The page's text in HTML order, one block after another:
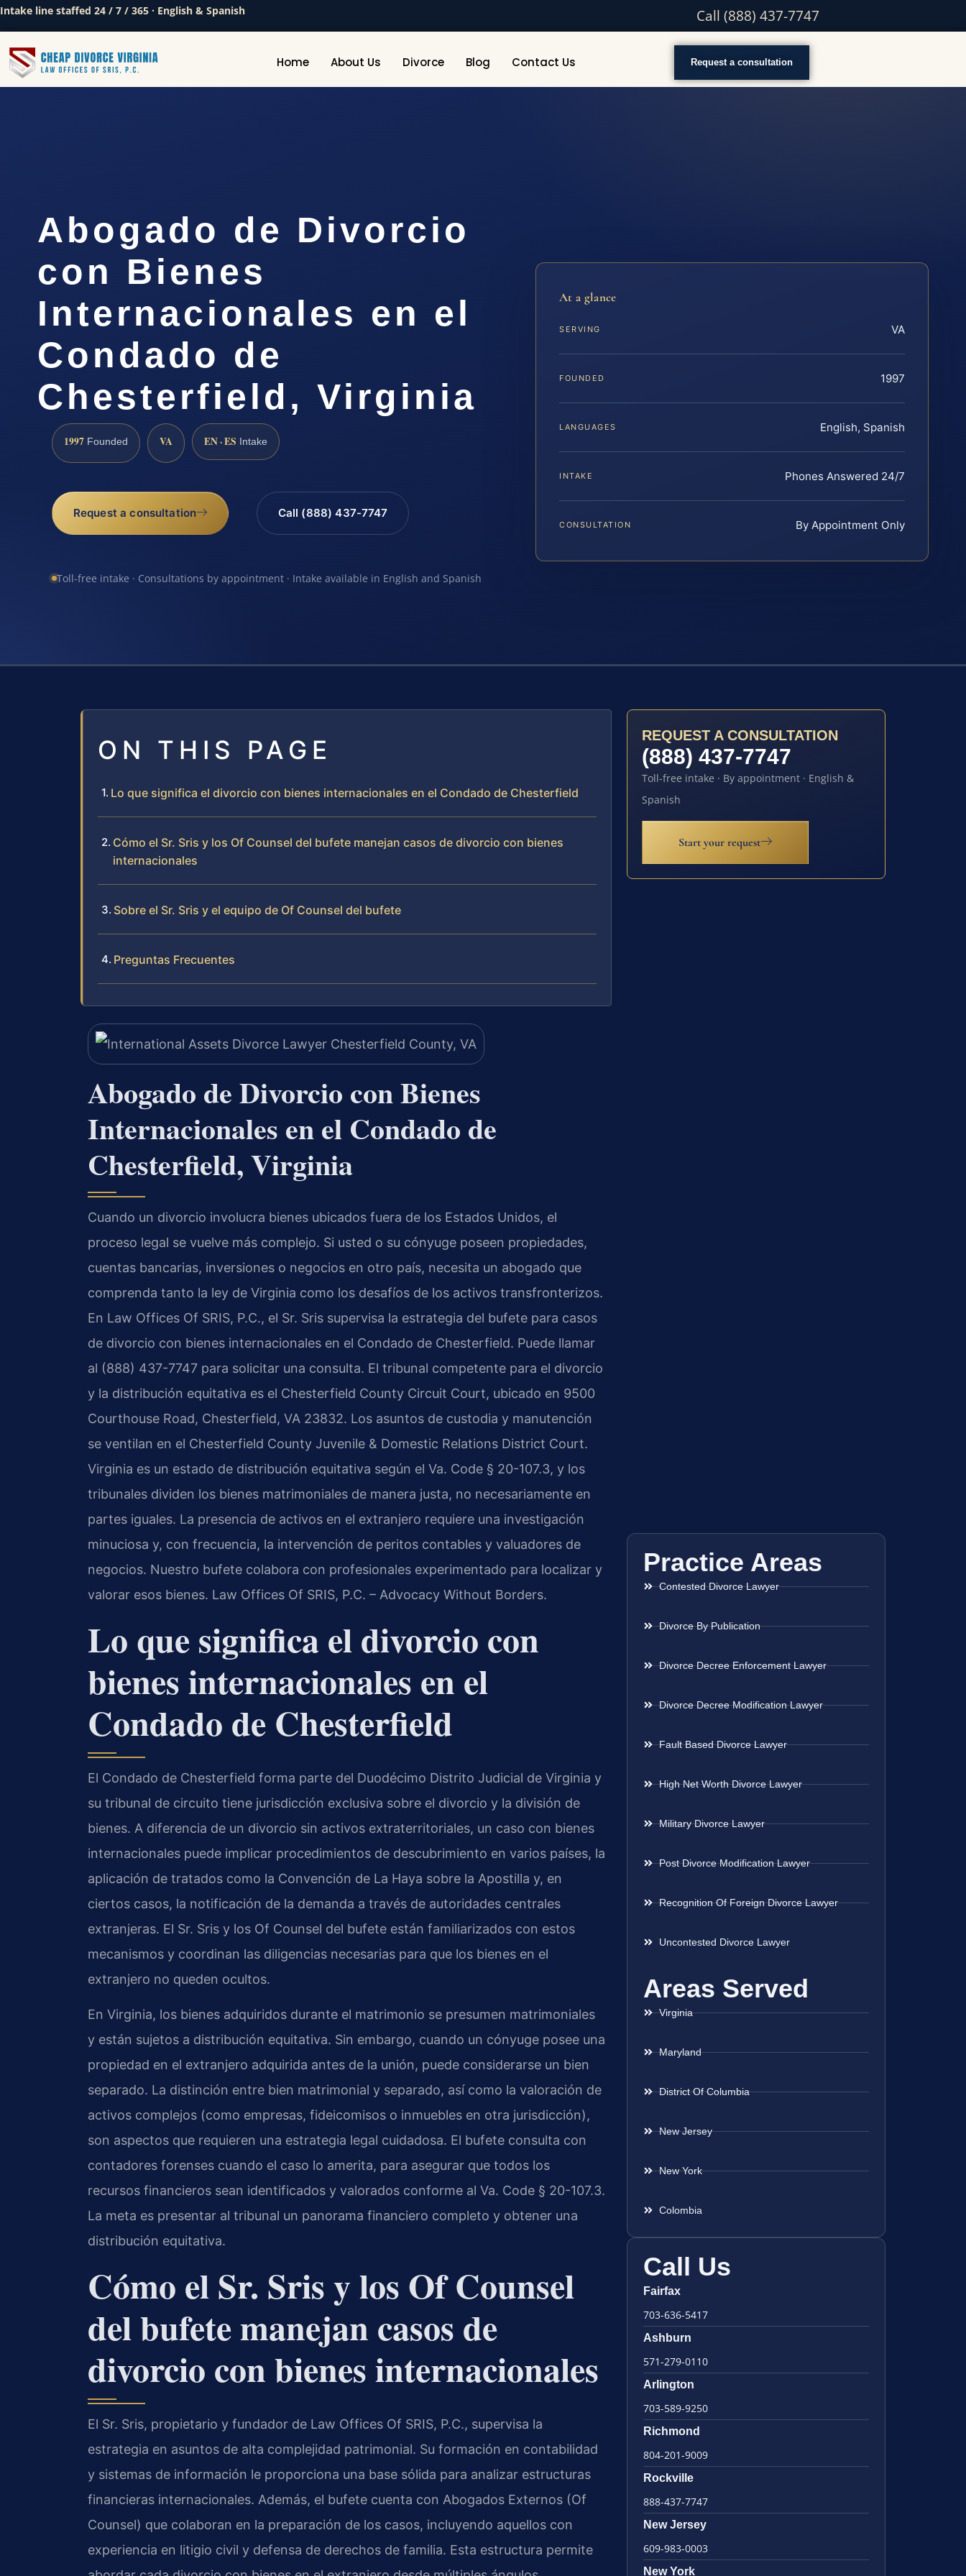
Intake line staffed 24 / 7 / 365 · English & Spanish Call (888) 437-7747
Home About Us Divorce Blog Contact Us Request a consultation
Abogado de Divorcio
con Bienes
Internacionales en el
Condado de
Chesterfield, Virginia
1997 Founded VA EN · ES Intake
Request a consultation Call (888) 437-7747
Toll-free intake · Consultations by appointment · Intake available in English and Spanish
At a glance
SERVING VA
FOUNDED 1997
LANGUAGES English, Spanish
INTAKE Phones Answered 24/7
CONSULTATION By Appointment Only
ON THIS PAGE
Lo que significa el divorcio con bienes internacionales en el Condado de Chesterfield
Cómo el Sr. Sris y los Of Counsel del bufete manejan casos de divorcio con bienes
internacionales
Sobre el Sr. Sris y el equipo de Of Counsel del bufete
Preguntas Frecuentes
Abogado de Divorcio con Bienes
Internacionales en el Condado de
Chesterfield, Virginia
Cuando un divorcio involucra bienes ubicados fuera de los Estados Unidos, el
proceso legal se vuelve más complejo. Si usted o su cónyuge poseen propiedades,
cuentas bancarias, inversiones o negocios en otro país, necesita un abogado que
comprenda tanto la ley de Virginia como los desafíos de los activos transfronterizos.
En Law Offices Of SRIS, P.C., el Sr. Sris supervisa la estrategia del bufete para casos
de divorcio con bienes internacionales en el Condado de Chesterfield. Puede llamar
al (888) 437-7747 para solicitar una consulta. El tribunal competente para el divorcio
y la distribución equitativa es el Chesterfield County Circuit Court, ubicado en 9500
Courthouse Road, Chesterfield, VA 23832. Los asuntos de custodia y manutención
se ventilan en el Chesterfield County Juvenile & Domestic Relations District Court.
Virginia es un estado de distribución equitativa según el Va. Code § 20-107.3, y los
tribunales dividen los bienes matrimoniales de manera justa, no necesariamente en
partes iguales. La presencia de activos en el extranjero requiere una investigación
minuciosa y, con frecuencia, la intervención de peritos contables y valuadores de
negocios. Nuestro bufete colabora con profesionales experimentado para localizar y
valorar esos bienes. Law Offices Of SRIS, P.C. – Advocacy Without Borders.
Lo que significa el divorcio con
bienes internacionales en el
Condado de Chesterfield
El Condado de Chesterfield forma parte del Duodécimo Distrito Judicial de Virginia y
su tribunal de circuito tiene jurisdicción exclusiva sobre el divorcio y la división de
bienes. A diferencia de un divorcio sin activos extraterritoriales, un caso con bienes
internacionales puede implicar procedimientos de descubrimiento en varios países, la
aplicación de tratados como la Convención de La Haya sobre la Apostilla y, en
ciertos casos, la notificación de la demanda a través de autoridades centrales
extranjeras. El Sr. Sris y los Of Counsel del bufete están familiarizados con estos
mecanismos y coordinan las diligencias necesarias para que los bienes en el
extranjero no queden ocultos.
En Virginia, los bienes adquiridos durante el matrimonio se presumen matrimoniales
y están sujetos a distribución equitativa. Sin embargo, cuando un cónyuge posee una
propiedad en el extranjero adquirida antes de la unión, puede considerarse un bien
separado. La distinción entre bien matrimonial y separado, así como la valoración de
activos complejos (como empresas, fideicomisos o inmuebles en otra jurisdicción),
son aspectos que requieren una estrategia legal cuidadosa. El bufete consulta con
contadores forenses cuando el caso lo amerita, para asegurar que todos los
recursos financieros sean identificados y valorados conforme al Va. Code § 20-107.3.
La meta es presentar al tribunal un panorama financiero completo y obtener una
distribución equitativa.
Cómo el Sr. Sris y los Of Counsel
del bufete manejan casos de
divorcio con bienes internacionales
El Sr. Sris, propietario y fundador de Law Offices Of SRIS, P.C., supervisa la
estrategia en asuntos de alta complejidad patrimonial. Su formación en contabilidad
y sistemas de información le proporciona una base sólida para analizar estructuras
financieras internacionales. Además, el bufete cuenta con Abogados Externos (Of
Counsel) que colaboran en la preparación de los casos, incluyendo aquellos con
experiencia en litigio civil y defensa de derechos de familia. Esta estructura permite
REQUEST A CONSULTATION
(888) 437-7747
Toll-free intake · By appointment · English &
Spanish
Start your request
Practice Areas
Contested Divorce Lawyer
Divorce By Publication
Divorce Decree Enforcement Lawyer
Divorce Decree Modification Lawyer
Fault Based Divorce Lawyer
High Net Worth Divorce Lawyer
Military Divorce Lawyer
Post Divorce Modification Lawyer
Recognition Of Foreign Divorce Lawyer
Uncontested Divorce Lawyer
Areas Served
Virginia
Maryland
District Of Columbia
New Jersey
New York
Colombia
Call Us
Fairfax
703-636-5417
Ashburn
571-279-0110
Arlington
703-589-9250
Richmond
804-201-9009
Rockville
888-437-7747
New Jersey
609-983-0003
New York